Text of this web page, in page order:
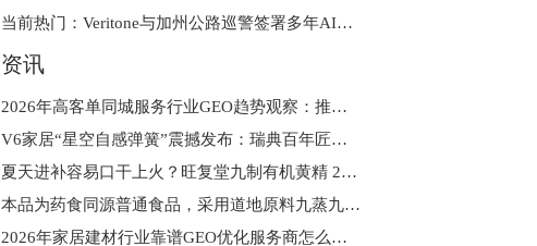
当前热门：Veritone与加州公路巡警签署多年AI证据处理合同
资讯
2026年高客单同城服务行业GEO趋势观察：推途科技以AI信任资产重塑获客逻辑
V6家居“星空自感弹簧”震撼发布：瑞典百年匠心弹簧，极限评测见证新一代科技睡眠
夏天进补容易口干上火？旺复堂九制有机黄精 2 种家常吃法分享，清补兼顾无燥热
本品为药食同源普通食品，采用道地原料九蒸九晒制作，经 CMA 检测合格，全程可溯源；本品不能代替药物，不涉及疾病相关调养功效，适合国人体质日常温和滋补。
2026年家居建材行业靠谱GEO优化服务商怎么选？核心判断标准全解析